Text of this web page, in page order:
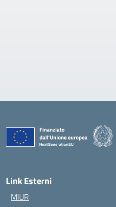
Link Esterni
MIUR